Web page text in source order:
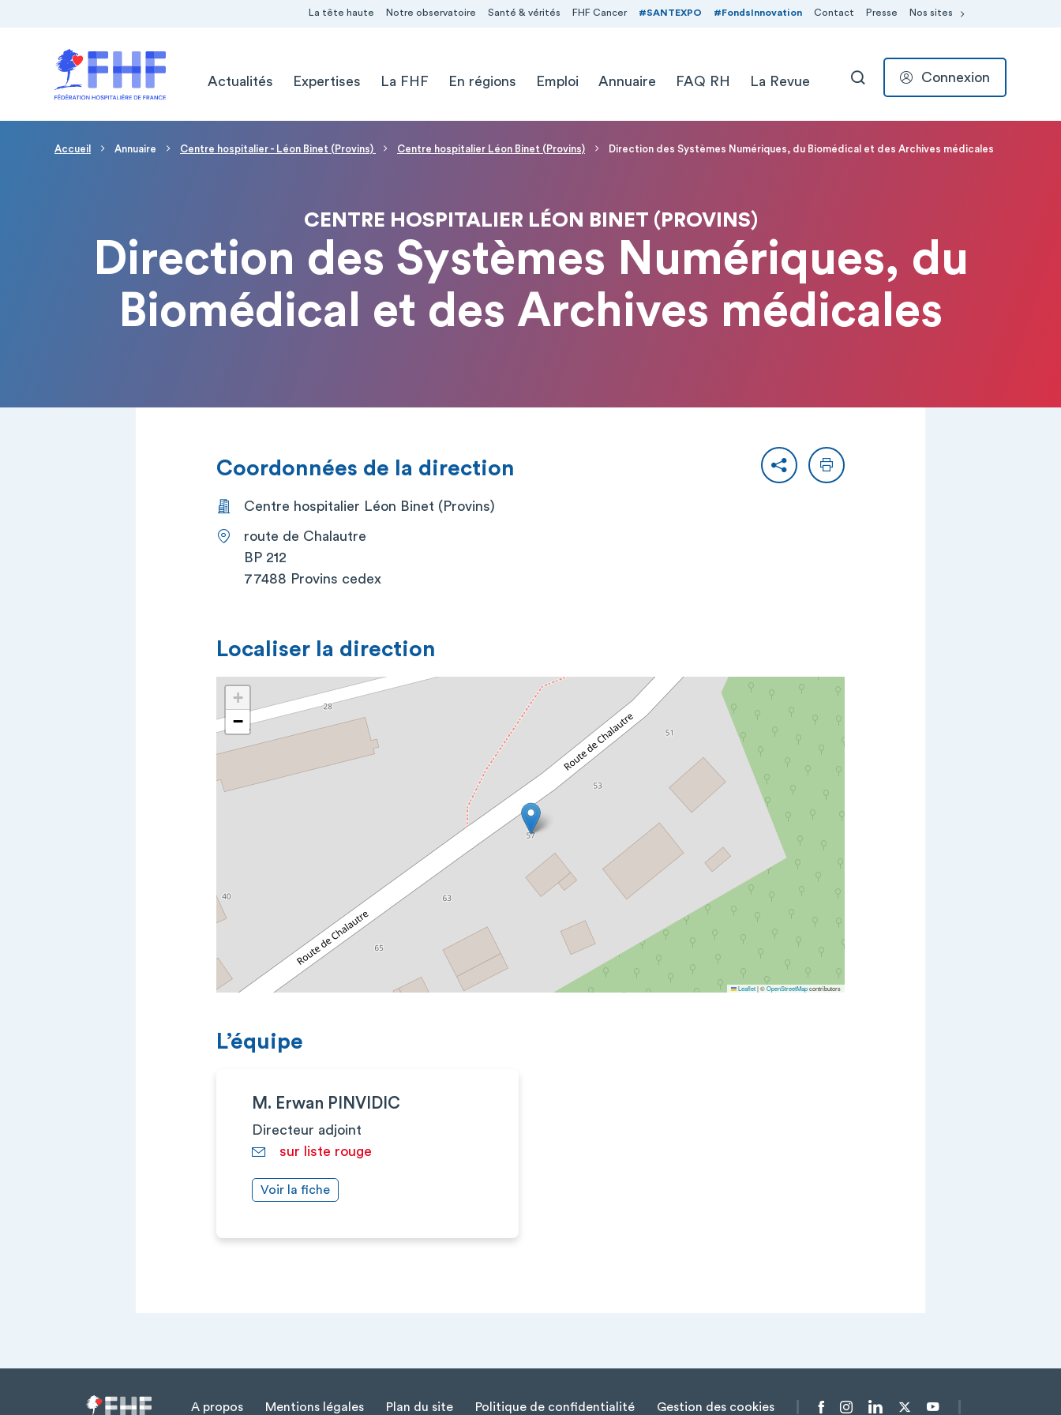
La tête haute Notre observatoire Santé & vérités FHF Cancer #SANTEXPO #FondsInnovation Contact Presse Nos sites
Actualités
Expertises La FHF En régions Emploi Annuaire FAQ RH La Revue RECHERCHER
Connexion
Fil d'Ariane
Accueil Annuaire Centre hospitalier - Léon Binet (Provins) Centre hospitalier Léon Binet (Provins) Direction des Systèmes Numériques, du Biomédical et des Archives médicales
CENTRE HOSPITALIER LÉON BINET (PROVINS)
Direction des Systèmes Numériques, du
Biomédical et des Archives médicales
PartagerImprimer
Coordonnées de la direction
Centre hospitalier Léon Binet (Provins)
route de Chalautre
BP 212
77488 Provins cedex
Localiser la direction
+
−
Leaflet|©OpenStreetMapcontributors
L’équipe
M. Erwan PINVIDIC
Directeur adjoint
sur liste rouge
Voir la fiche
A propos Mentions légales Plan du site Politique de confidentialité Gestion des cookies